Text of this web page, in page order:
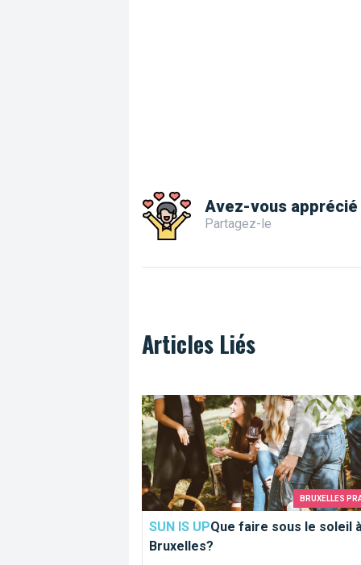
Avez-vous
Partagez-le
Articles Liés
BRUXELLES
SUN IS UPQue faire sous le soleil à
Bruxelles?
Que faire sous le soleil à Bruxelles?